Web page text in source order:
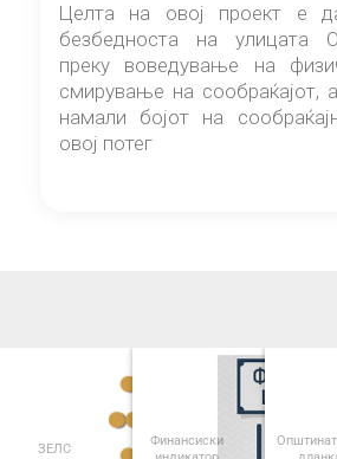
Целта на овој проект е
безбедноста на улицата
преку воведување на
смирување на сообраќајот,
намали бојот на
овој потег
ЗЕЛС
Финансиски